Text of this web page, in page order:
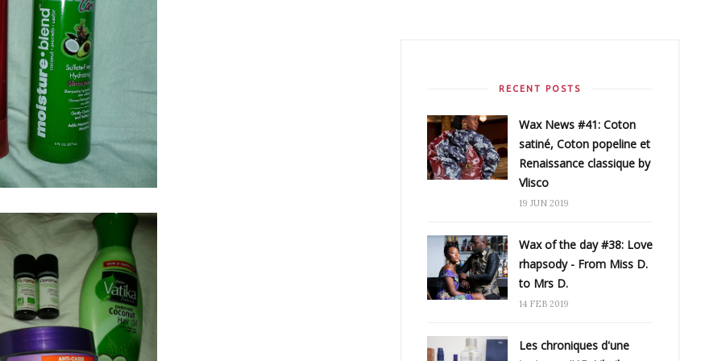
RECENT POSTS
Wax News #41: Coton
satiné, Coton popeline et
Renaissance classique by
Vlisco
19 JUN 2019
Wax of the day #38: Love
rhapsody - From Miss D.
to Mrs D.
14 FEB 2019
Les chroniques d'une